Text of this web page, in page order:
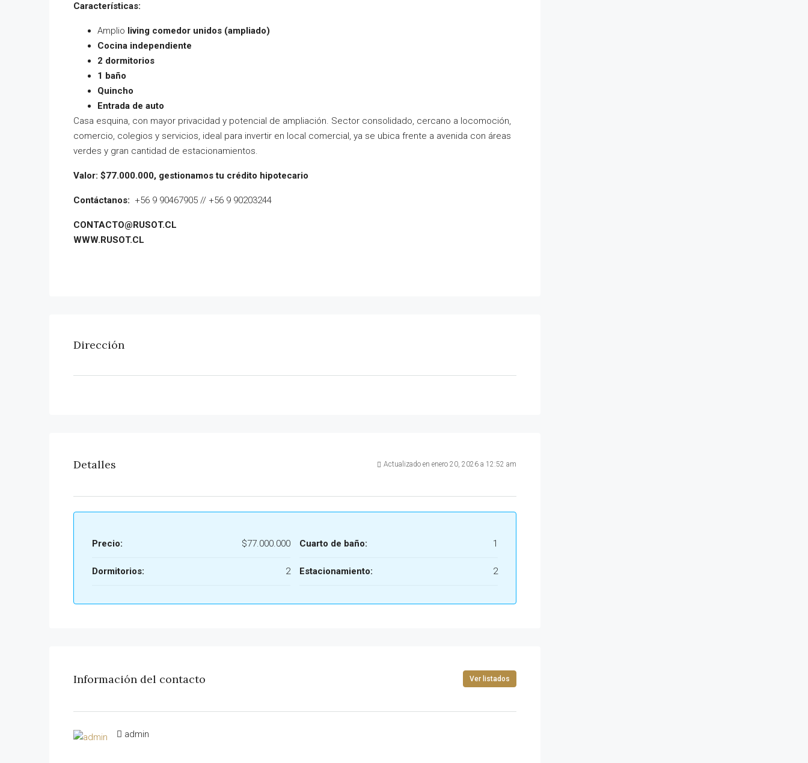
Características:
Amplio living comedor unidos (ampliado)
Cocina independiente
2 dormitorios
1 baño
Quincho
Entrada de auto
Casa esquina, con mayor privacidad y potencial de ampliación. Sector consolidado, cercano a locomoción,
comercio, colegios y servicios, ideal para invertir en local comercial, ya se ubica frente a avenida con áreas
verdes y gran cantidad de estacionamientos.
Valor: $77.000.000, gestionamos tu crédito hipotecario
Contáctanos: +56 9 90467905 // +56 9 90203244
CONTACTO@RUSOT.CL
WWW.RUSOT.CL
Dirección
Detalles Actualizado en enero 20, 2026 a 12:52 am
Precio: $77.000.000
Dormitorios: 2
Cuarto de baño: 1
Estacionamiento: 2
Información del contacto Ver listados
admin